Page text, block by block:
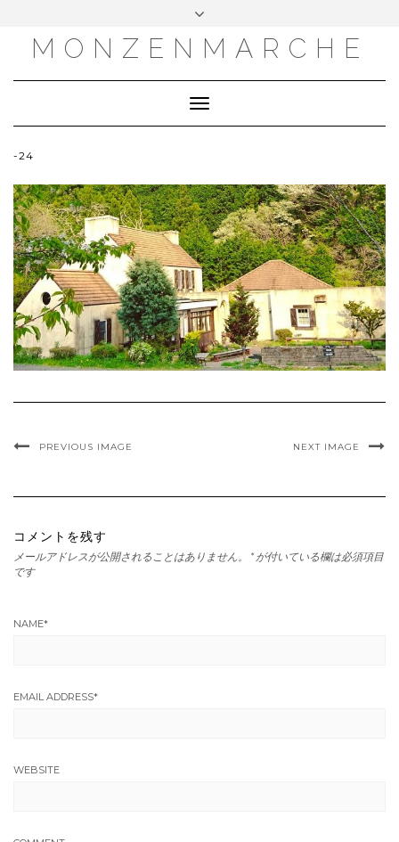
MONZENMARCHE
Toggle
Navigation
-24
PREVIOUS IMAGE NEXT IMAGE
コメントを残す
メールアドレスが公開されることはありません。 * が付いている欄は必須項目
です
NAME*
EMAIL ADDRESS*
WEBSITE